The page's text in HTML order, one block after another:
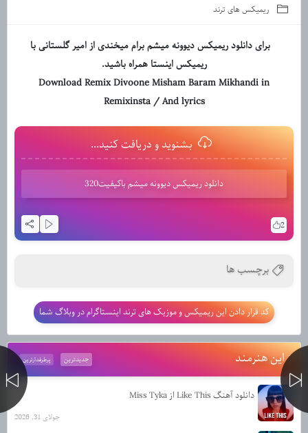
ریمیکس های ترند
برای دانلود ریمیکس دیوونه میشم برام میخندی از امیر گلستانی با
ریمیکس اینستا همراه باشید.
Download Remix Divoone Misham Baram Mikhandiin
Remixinsta / And lyrics
بشنوید و دریافت کنید...
دانلود ریمیکس دیوونه میشم باکیفیت320
2
برچسب ها
کد قرار دادن این ریمیکس و موزیک های ترند اینستاگرام در وبلاگ شما
از این هنرمند پرطرفدارترین جدیدترین
دانلود آهنگ Like This از Miss Tyka
جولای 31, 2026